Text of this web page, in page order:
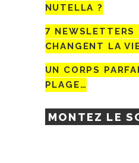
NUTELLA ?
7 NEWSLETTERS
CHANGENT LA
UN CORPS
PLAGE…
MONTEZ LE